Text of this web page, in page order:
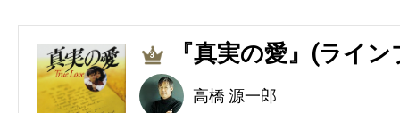
3 『真実の愛』(ライ
高橋 源一郎